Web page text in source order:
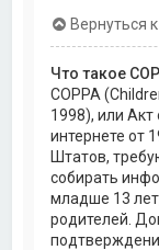
Вернуться
Что такое
COPPA
1998), или Акт
интернете от
Штатов,
собирать
младше 13
родителей.